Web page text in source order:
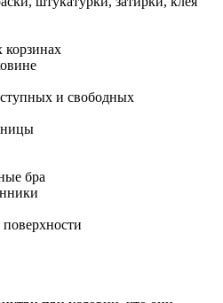
и свободных
бра